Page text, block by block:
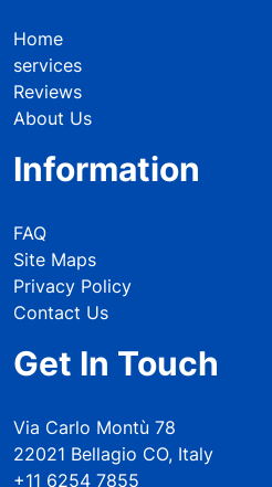
Home
services
Reviews
About Us
Information
FAQ
Site Maps
Privacy Policy
Contact Us
Get In Touch
Via Carlo Montù 78
22021 Bellagio CO, Italy
+11 6254 7855